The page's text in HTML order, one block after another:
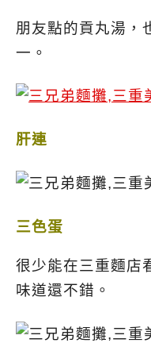
朋友點的貢丸湯，
一。
肝連
三色蛋
很少能在三重麵店
味道還不錯。